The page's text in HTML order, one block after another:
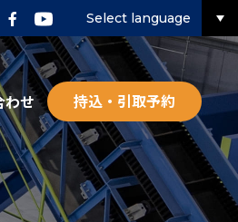
Select language
わせ 持込・引取予約